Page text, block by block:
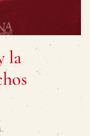
la
.